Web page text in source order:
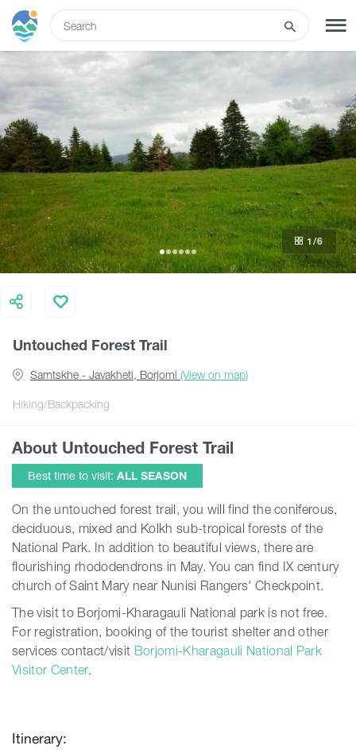
LOG IN
Tours
Hotels
Transport
What to do
Guides
Georgia
Untouched Forest Trail
Hiking/Backpacking
Samtskhe - Javakheti, Borjomi (View on map)
1 /6
About Untouched Forest Trail
Best time to visit: ALL SEASON
On the untouched forest trail, you will find the coniferous,
deciduous, mixed and Kolkh sub-tropical forests of the
National Park. In addition to beautiful views, there are
flourishing rhododendrons in May. You can find IX century
church of Saint Mary near Nunisi Rangers' Checkpoint.
The visit to Borjomi-Kharagauli National park is not free.
For registration, booking of the tourist shelter and other
services contact/visit Borjomi-Kharagauli National Park
Visitor Center.
Itinerary: